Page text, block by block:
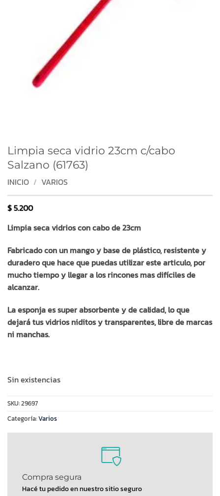
Limpia seca vidrio 23cm c/cabo
Salzano (61763)
INICIO / VARIOS
$5.200
Limpia seca vidrios con cabo de 23cm
Fabricado con un mango y base de plástico, resistente y
duradero que hace que puedas utilizar este articulo, por
mucho tiempo y llegar a los rincones mas difíciles de
alcanzar.
La esponja es super absorbente y de calidad, lo que
dejará tus vidrios niditos y transparentes, libre de marcas
ni manchas.
Sin existencias
SKU:29697
Categoría:Varios
Compra segura
Hacé tu pedido en nuestro sitio seguro